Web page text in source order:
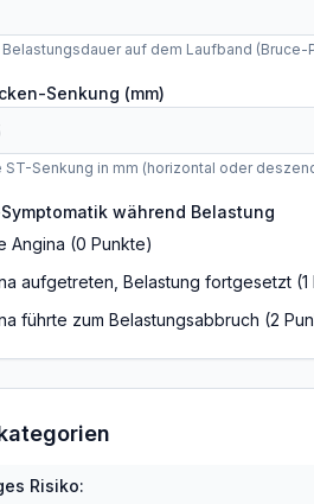
auf dem Laufband (Bruce-
Senkung (mm)
ST-Senkung in mm (horizontal oder
während Belastung
Angina (0 Punkte)
aufgetreten, Belastung fortgesetzt (1
führte zum Belastungsabbruch (2
Risiko: